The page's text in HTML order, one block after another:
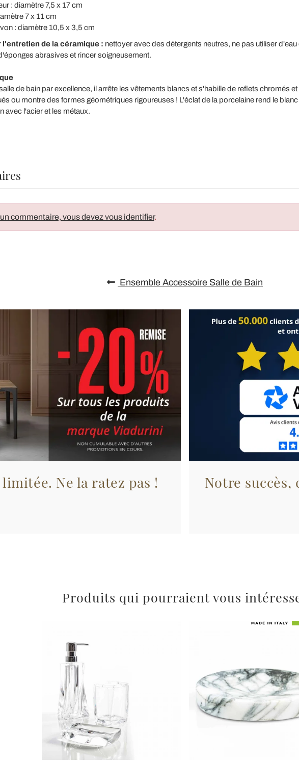
: diamètre 7,5 x 17 cm
7 x 11 cm
: diamètre 10,5 x 3,5 cm
l'entretien de la céramique : nettoyer avec des détergents neutres, ne pas utiliser
abrasives et rincer soigneusement.
de bain par excellence, il arrête les vêtements blancs et s'habille de reflets chromés
ou montre des formes géométriques rigoureuses ! L'éclat de la porcelaine rend le
avec l'acier et les métaux.
commentaire, vous devez vous identifier.
Ensemble Accessoire Salle de Bain
Ne la ratez pas ! Notre succès,
Produits qui pourraient vous